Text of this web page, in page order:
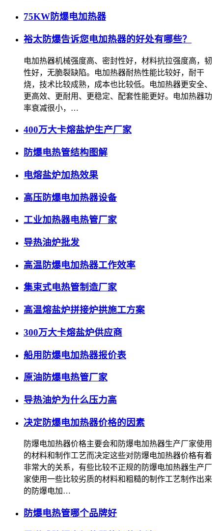
75KW防爆电加热器
裕太防爆告诉您电加热器的好处有哪些？
电加热器机械强度高、密封性好，材料抗拉强度高，韧
性好，无脆裂缺陷。电加热器耐热性能比较好，耐干
烧，技术比较成熟，成本也比较低。电加热器更安全、
更高效、更耐用、更稳定、配套性能更好。电加热器功
率衰减很小，…
400万大卡熔盐炉生产厂家
防爆电热管结构图解
电熔盐炉加热效果
高压防爆电加热器设备
工业加热器电热管厂家
导热油炉批发
高温防爆电加热器工作效率
集束式电热管制造厂家
高温熔盐炉拼接炉拱施工方案
300万大卡熔盐炉供应商
船用防爆电加热器报价表
原油防爆电热管厂家
导热油炉为什么压力高
决定防爆电加热器价格的因素
防爆电加热器价格主要会和防爆电加热器生产厂家使用
的材料和制作工艺而决定这些对防爆电加热器价格有着
非常大的关系，有些比较不正规的防爆电加热器生产厂
家使用一些比较劣质的材料和粗糙的制作工艺制作出来
的防爆电加…
防爆电热管哪个品牌好